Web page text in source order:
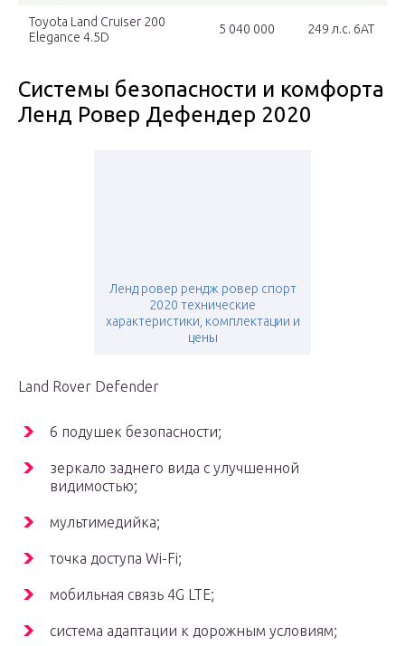
Toyota Land Cruiser 200
Elegance 4.5D
5 040 000 249 л.с. 6АТ
Системы безопасности и комфорта
Ленд Ровер Дефендер 2020
Ленд ровер рендж ровер спорт
2020 технические
характеристики, комплектации и
цены
Land Rover Defender
6 подушек безопасности;
зеркало заднего вида с улучшенной
видимостью;
мультимедийка;
точка доступа Wi-Fi;
мобильная связь 4G LTE;
система адаптации к дорожным условиям;